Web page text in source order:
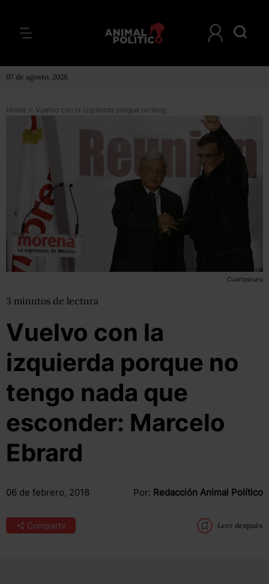
07 de agosto, 2026
Home > Vuelvo con la izquierda porque no tengo nada que esconder: Marcelo Ebrard
Cuartoscuro
3 minutos de lectura
Vuelvo con la
izquierda porque no
tengo nada que
esconder: Marcelo
Ebrard
06 de febrero, 2018 Por: Redacción Animal Político
Compartir Leer después